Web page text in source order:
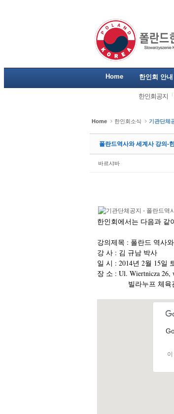
Home 한인회 안내
한인회공지
Home 한인회소식 기관단체
폴란드역사와 세계사 강의-
바르샤바
한인회에서는 다음과 같
강의제목 : 폴란드 역사
강 사 : 김 규남 박사
일 시 : 2014년 2월 15일
장 소 : Ul. Wiertnicza 26,
빌라누프 체육관